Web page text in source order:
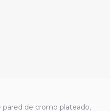
pared de cromo plateado,